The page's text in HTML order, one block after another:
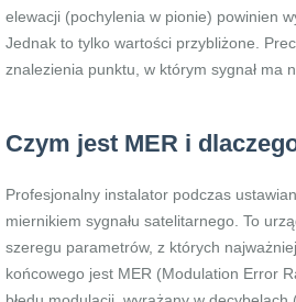
elewacji (pochylenia w pionie) powinien
Jednak to tylko wartości przybliżone.
znalezienia punktu, w którym sygnał ma
Czym jest MER i
Profesjonalny instalator podczas
miernikiem sygnału satelitarnego. To
szeregu parametrów, z których
końcowego jest MER (Modulation Error